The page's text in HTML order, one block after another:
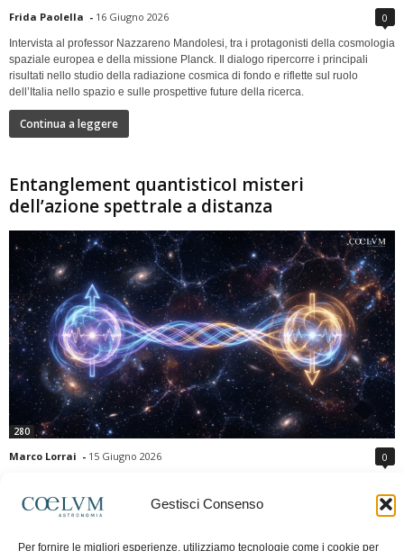
Gestisci Consenso
Per fornire le migliori esperienze, utilizziamo tecnologie come i cookie per
Frida Paolella - 16 Giugno 2026 0
Intervista al professor Nazzareno Mandolesi, tra i protagonisti della cosmologia
spaziale europea e della missione Planck. Il dialogo ripercorre i principali
risultati nello studio della radiazione cosmica di fondo e riflette sul ruolo
dell’Italia nello spazio e sulle prospettive future della ricerca.
Continua a leggere
Entanglement quantisticoI misteri
dell’azione spettrale a distanza
280
Marco Lorrai - 15 Giugno 2026 0
moderna: due particelle possono mostrare correlazioni che sembrano ignorare
la distanza che le separa. Gli esperimenti e i teoremi di Bell hanno escluso le
previsioni della meccanica quantistica. Nonostante ciò, l'entanglement non